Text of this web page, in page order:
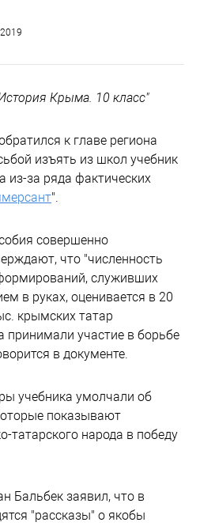
Крыма. 10 класс"
к главе региона
изъять из школ учебник
из-за ряда фактических
".
совершенно
что "численность
служивших
в руках, оценивается в 20
крымских татар
принимали участие в борьбе
в документе.
учебника умолчали об
показывают
татарского народа в победу
Бальбек заявил, что в
"рассказы" о якобы